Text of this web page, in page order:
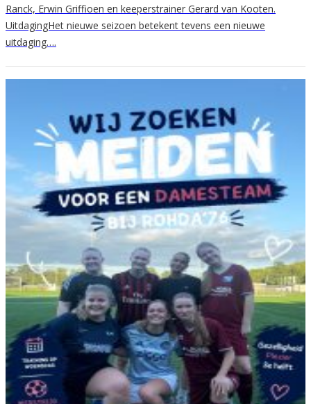
Ranck, Erwin Griffioen en keeperstrainer Gerard van Kooten.
UitdagingHet nieuwe seizoen betekent tevens een nieuwe
uitdaging….